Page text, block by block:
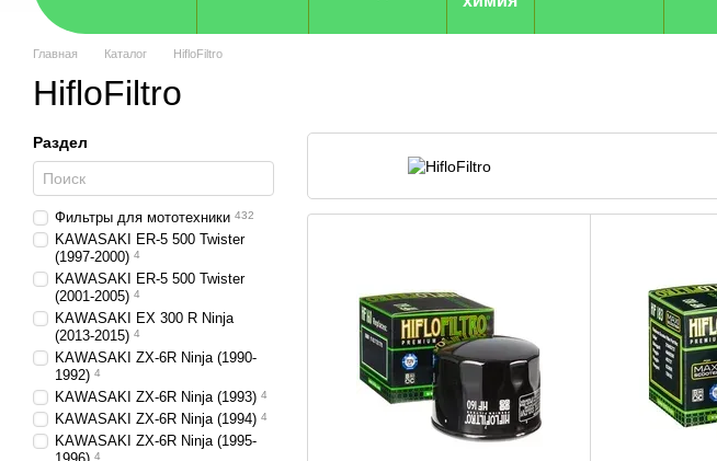
Главная Каталог HifloFiltro
HifloFiltro
Раздел
Фильтры для мототехники 432
KAWASAKI ER-5 500 Twister
(1997-2000) 4
KAWASAKI ER-5 500 Twister
(2001-2005) 4
KAWASAKI EX 300 R Ninja
(2013-2015) 4
KAWASAKI ZX-6R Ninja (1990-
1992) 4
KAWASAKI ZX-6R Ninja (1993) 4
KAWASAKI ZX-6R Ninja (1994) 4
KAWASAKI ZX-6R Ninja (1995-
4